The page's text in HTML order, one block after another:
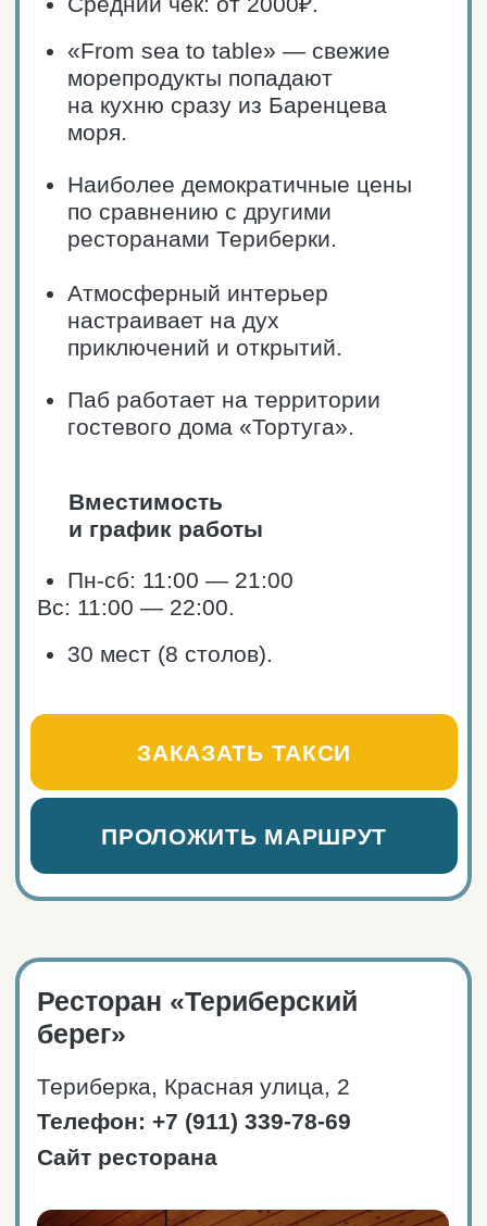
и режим работы
60 мест (16 столов).
Пн-вс: 09:00 — 22:00.
ПРОЛОЖИТЬ МАРШРУТ
Ресторан «Терь»
Териберка, Колхозная, 19А
Телефон: +7 (911) 339-78-69
Сайт ресторана
арктических настоек
напитков.
Ресторан работает
«Терь».
Блюда Арктической кухни
и креветок.
Два комфортных зала: с барной
стойкой и веранда с видом
на Баренцево море